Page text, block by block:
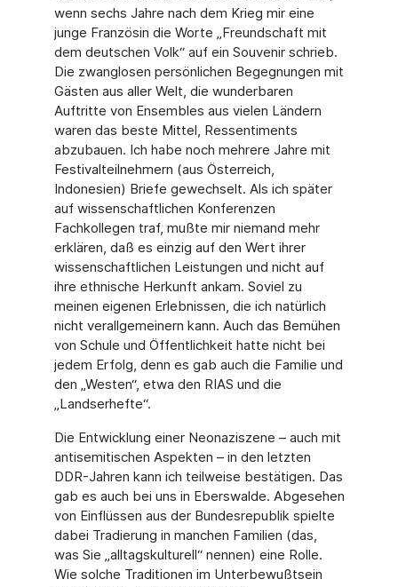
wenn sechs Jahre nach dem Krieg mir eine
junge Französin die Worte „Freundschaft mit
dem deutschen Volk“ auf ein Souvenir schrieb.
Die zwanglosen persönlichen Begegnungen mit
Gästen aus aller Welt, die wunderbaren
Auftritte von Ensembles aus vielen Ländern
waren das beste Mittel, Ressentiments
abzubauen. Ich habe noch mehrere Jahre mit
Festivalteilnehmern (aus Österreich,
Indonesien) Briefe gewechselt. Als ich später
auf wissenschaftlichen Konferenzen
Fachkollegen traf, mußte mir niemand mehr
erklären, daß es einzig auf den Wert ihrer
wissenschaftlichen Leistungen und nicht auf
ihre ethnische Herkunft ankam. Soviel zu
meinen eigenen Erlebnissen, die ich natürlich
nicht verallgemeinern kann. Auch das Bemühen
von Schule und Öffentlichkeit hatte nicht bei
jedem Erfolg, denn es gab auch die Familie und
den „Westen“, etwa den RIAS und die
„Landserhefte“.
Die Entwicklung einer Neonaziszene – auch mit
antisemitischen Aspekten – in den letzten
DDR-Jahren kann ich teilweise bestätigen. Das
gab es auch bei uns in Eberswalde. Abgesehen
von Einflüssen aus der Bundesrepublik spielte
dabei Tradierung in manchen Familien (das,
was Sie „alltagskulturell“ nennen) eine Rolle.
Wie solche Traditionen im Unterbewußtsein